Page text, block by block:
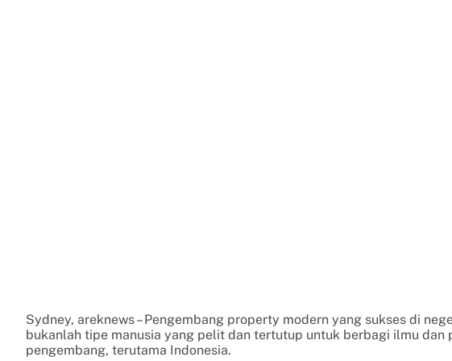
Sydney, areknews – Pengembang property modern yang sukses di
bukanlah tipe manusia yang pelit dan tertutup untuk berbagi ilmu dan
pengembang, terutama Indonesia.